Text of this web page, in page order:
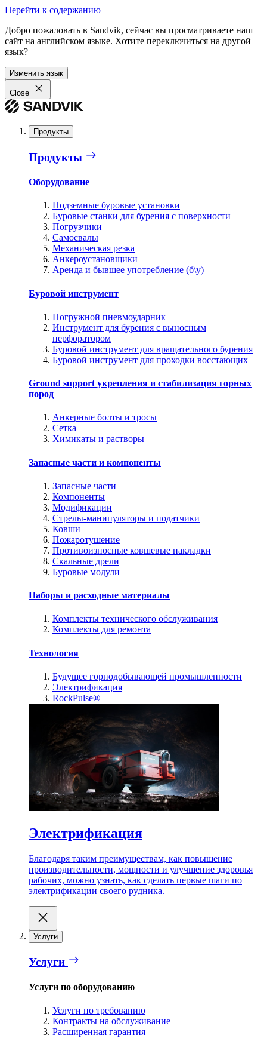
Перейти к содержанию
Добро пожаловать в Sandvik, сейчас вы просматриваете наш
сайт на английском языке. Хотите переключиться на другой
язык?
Изменить язык
Close
Продукты
Продукты
Оборудование
Подземные буровые установки
Буровые станки для бурения с поверхности
Погрузчики
Самосвалы
Механическая резка
Анкероустановщики
Аренда и бывшее употребление (б\у)
Буровой инструмент
Погружной пневмоударник
Инструмент для бурения с выносным
перфоратором
Буровой инструмент для вращательного бурения
Буровой инструмент для проходки восстающих
Ground support укрепления и стабилизация горных
пород
Анкерные болты и тросы
Сетка
Химикаты и растворы
Запасные части и компоненты
Запасные части
Компоненты
Модификации
Стрелы-манипуляторы и податчики
Ковши
Пожаротушение
Противоизносные ковшевые накладки
Скальные дрели
Буровые модули
Наборы и расходные материалы
Комплекты технического обслуживания
Комплекты для ремонта
Технология
Будущее горнодобывающей промышленности
Электрификация
RockPulse®
Электрификация
Благодаря таким преимуществам, как повышение
производительности, мощности и улучшение здоровья
рабочих, можно узнать, как сделать первые шаги по
электрификации своего рудника.
Услуги
Услуги
Услуги по оборудованию
Услуги по требованию
Контракты на обслуживание
Расширенная гарантия